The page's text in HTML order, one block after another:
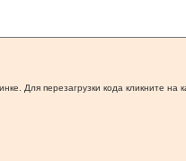
Для перезагрузки кода кликните на